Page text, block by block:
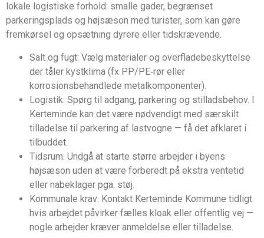
lokale logistiske forhold: smalle gader, begrænset
parkeringsplads og højsæson med turister, som kan gøre
fremkørsel og opsætning dyrere eller tidskrævende.
Salt og fugt: Vælg materialer og overfladebeskyttelse
der tåler kystklima (fx PP/PE‑rør eller
korrosionsbehandlede metalkomponenter).
Logistik: Spørg til adgang, parkering og stilladsbehov. I
Kerteminde kan det være nødvendigt med særskilt
tilladelse til parkering af lastvogne — få det afklaret i
tilbuddet.
Tidsrum: Undgå at starte større arbejder i byens
højsæson uden at være forberedt på ekstra ventetid
eller nabeklager pga. støj.
Kommunale krav: Kontakt Kerteminde Kommune tidligt
hvis arbejdet påvirker fælles kloak eller offentlig vej —
nogle arbejder kræver anmeldelse eller tilladelse.